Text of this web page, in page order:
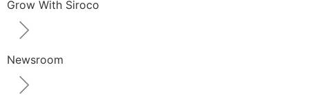
Grow With Siroco
Newsroom